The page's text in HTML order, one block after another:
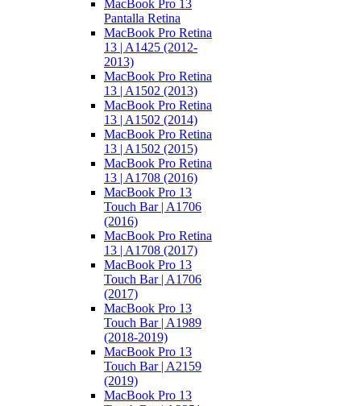
MacBook Pro 13
Pantalla Retina
MacBook Pro Retina
13 | A1425 (2012-
2013)
MacBook Pro Retina
13 | A1502 (2013)
MacBook Pro Retina
13 | A1502 (2014)
MacBook Pro Retina
13 | A1502 (2015)
MacBook Pro Retina
13 | A1708 (2016)
MacBook Pro 13
Touch Bar | A1706
(2016)
MacBook Pro Retina
13 | A1708 (2017)
MacBook Pro 13
Touch Bar | A1706
(2017)
MacBook Pro 13
Touch Bar | A1989
(2018-2019)
MacBook Pro 13
Touch Bar | A2159
(2019)
MacBook Pro 13